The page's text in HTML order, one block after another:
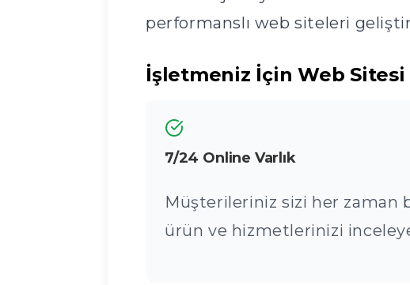
performanslı web siteleri
İşletmeniz İçin Web
7/24 Online Varlık
Müşterileriniz sizi her zaman
ürün ve hizmetlerinizi